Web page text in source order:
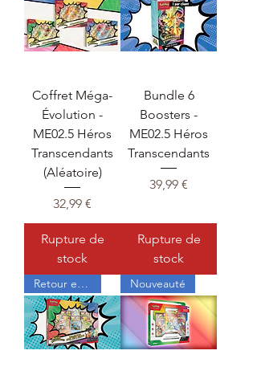
Coffret Méga-
Évolution -
ME02.5 Héros
Transcendants
(Aléatoire)
Prix
32,99 €
Rupture de
stock
Bundle 6
Boosters -
ME02.5 Héros
Transcendants
Prix
39,99 €
Rupture de
stock
Retour en stock Nouveauté